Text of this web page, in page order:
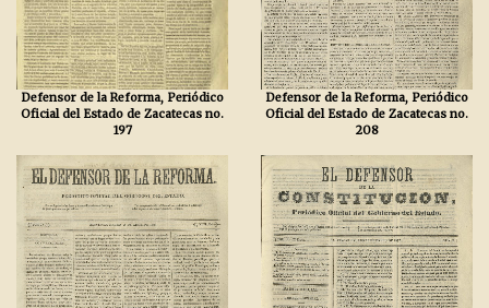
Defensor de la Reforma, Periódico
Oficial del Estado de Zacatecas no.
197
Defensor de la Reforma, Periódico
Oficial del Estado de Zacatecas no.
208